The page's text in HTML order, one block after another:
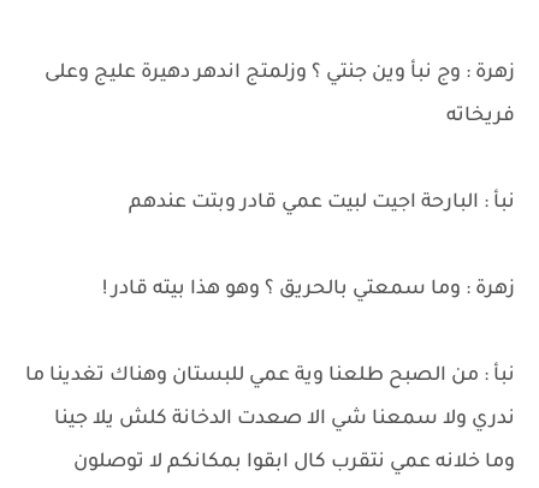
زهرة : وج نبأ وين جنتي ؟ وزلمتج اندهر دهيرة عليج وعلى
فريخاته
نبأ : البارحة اجيت لبيت عمي قادر وبتت عندهم
زهرة : وما سمعتي بالحريق ؟ وهو هذا بيته قادر !
نبأ : من الصبح طلعنا وية عمي للبستان وهناك تغدينا ما
ندري ولا سمعنا شي الا صعدت الدخانة كلش يلا جينا
وما خلانه عمي نتقرب كال ابقوا بمكانكم لا توصلون